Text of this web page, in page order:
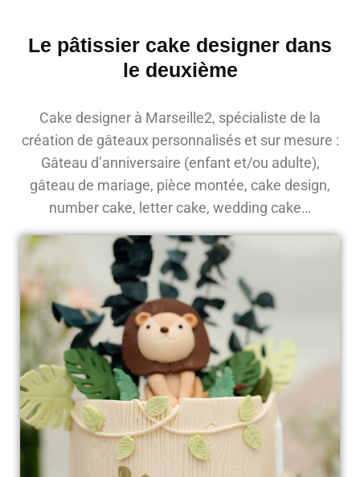
Le pâtissier cake designer dans
le deuxième
Cake designer à Marseille2, spécialiste de la
création de gâteaux personnalisés et sur mesure :
Gâteau d’anniversaire (enfant et/ou adulte),
gâteau de mariage, pièce montée, cake design,
number cake, letter cake, wedding cake…